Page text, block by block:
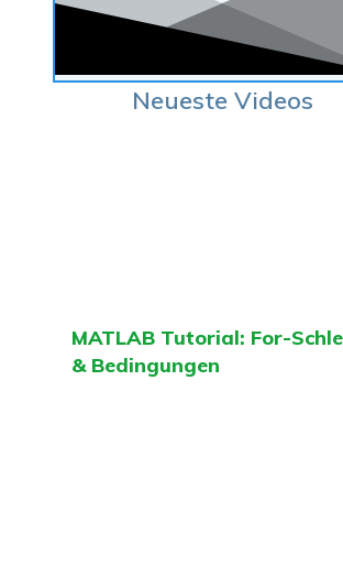
Neueste Videos
MATLAB Tutorial: For-
& Bedingungen